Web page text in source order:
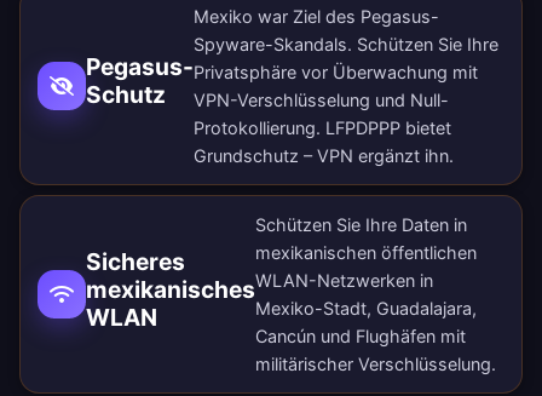
Pegasus-
Schutz
Mexiko war Ziel des Pegasus-
Spyware-Skandals. Schützen Sie Ihre
Privatsphäre vor Überwachung mit
VPN-Verschlüsselung und Null-
Protokollierung. LFPDPPP bietet
Grundschutz – VPN ergänzt ihn.
Sicheres
mexikanisches
WLAN
Schützen Sie Ihre Daten in
mexikanischen öffentlichen
WLAN-Netzwerken in
Mexiko-Stadt, Guadalajara,
Cancún und Flughäfen mit
militärischer Verschlüsselung.